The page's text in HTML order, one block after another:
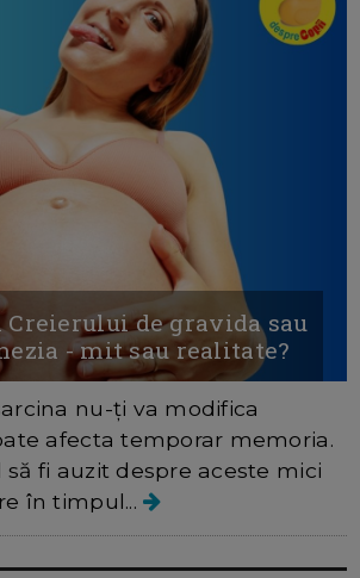
de gravida sau
- mit sau realitate?
nu-ți va modifica
afecta temporar memoria.
să fi auzit despre aceste mici
în timpul...